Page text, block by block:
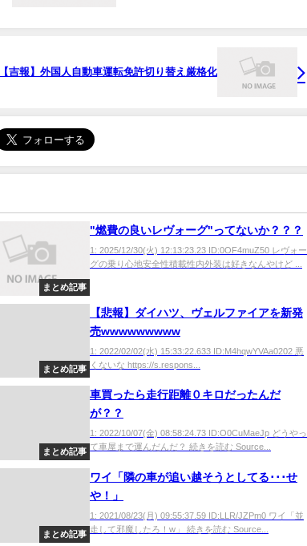
【吉報】外国人自動車運転免許切り替え厳格化
まとめ記事
"燃費の良いレヴォーグ"ってないか？？？
1: 2025/12/30(火) 12:13:23.23 ID:0OF4muZ50 レヴォー
グの乗り心地安全性積載性内外装は好きなんやけど ...
まとめ記事
【悲報】ダイハツ、ヴェルファイアを新発
売wwwwwwwww
1: 2022/02/02(水) 15:33:22.633 ID:M4hqwYVAa0202 悪
くないな https://s.respons...
まとめ記事
車買ったら走行距離０キロだったんだ
が？？
1: 2022/10/07(金) 08:58:24.73 ID:O0CuMaeJp どうやっ
て車屋まで運んだんだ？ 続きを読む Source...
まとめ記事
ワイ「隣の車が追い越そうとしてる･･･せ
や！」
1: 2021/08/23(月) 09:55:37.59 ID:LLR/JZPm0 ワイ「並
走して邪魔したろ！w」 続きを読む Source...